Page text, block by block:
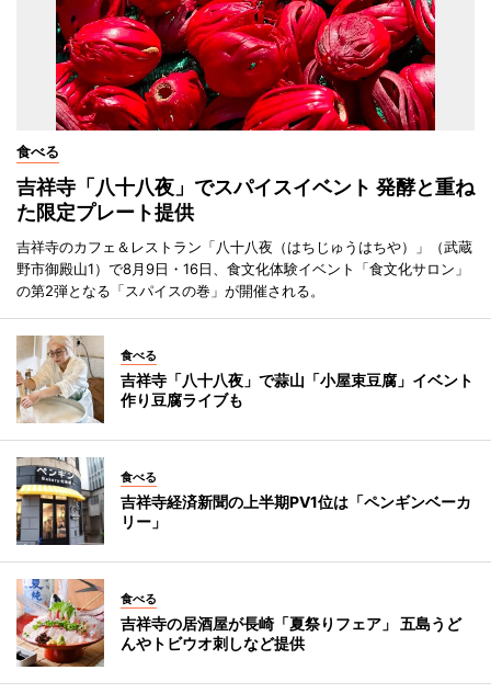
食べる
吉祥寺「八十八夜」でスパイスイベント 発酵と重ね
た限定プレート提供
吉祥寺のカフェ＆レストラン「八十八夜（はちじゅうはちや）」（武蔵
野市御殿山1）で8月9日・16日、食文化体験イベント「食文化サロン」
の第2弾となる「スパイスの巻」が開催される。
食べる
吉祥寺「八十八夜」で蒜山「小屋束豆腐」イベント
作り豆腐ライブも
食べる
吉祥寺経済新聞の上半期PV1位は「ペンギンベーカ
リー」
食べる
吉祥寺の居酒屋が長崎「夏祭りフェア」 五島うど
んやトビウオ刺しなど提供